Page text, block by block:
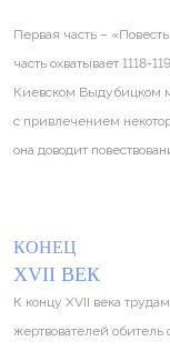
Первая часть –
часть охватывает 1118-
Киевском Выдубицком
с привлечением
она доводит
КОНЕЦ
XVII ВЕК
К концу XVII века
жертвователей обитель